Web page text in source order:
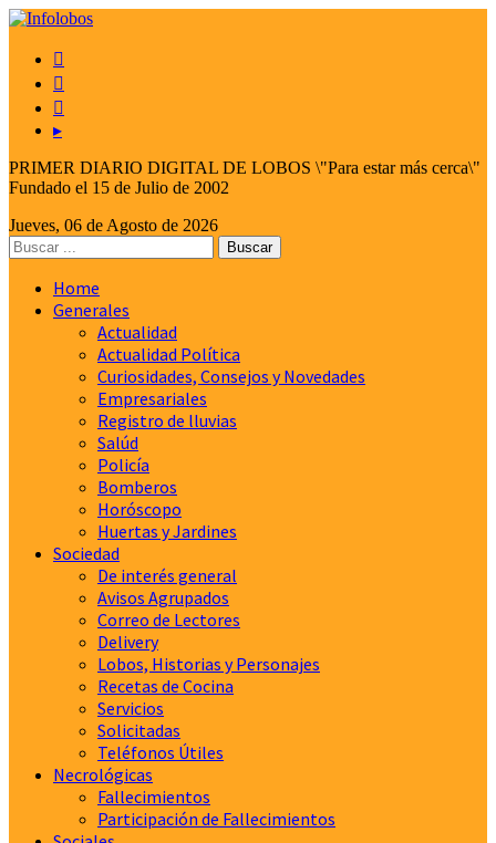



▸
PRIMER DIARIO DIGITAL DE LOBOS \"Para estar más cerca\"
Fundado el 15 de Julio de 2002
Jueves, 06 de Agosto de 2026
Home
Generales
Actualidad
Actualidad Política
Curiosidades, Consejos y Novedades
Empresariales
Registro de lluvias
Salúd
Policía
Bomberos
Horóscopo
Huertas y Jardines
Sociedad
De interés general
Avisos Agrupados
Correo de Lectores
Delivery
Lobos, Historias y Personajes
Recetas de Cocina
Servicios
Solicitadas
Teléfonos Útiles
Necrológicas
Fallecimientos
Participación de Fallecimientos